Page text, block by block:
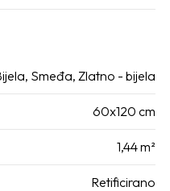
, Smeđa, Zlatno - bijela
60x120 cm
1,44 m²
Retificirano